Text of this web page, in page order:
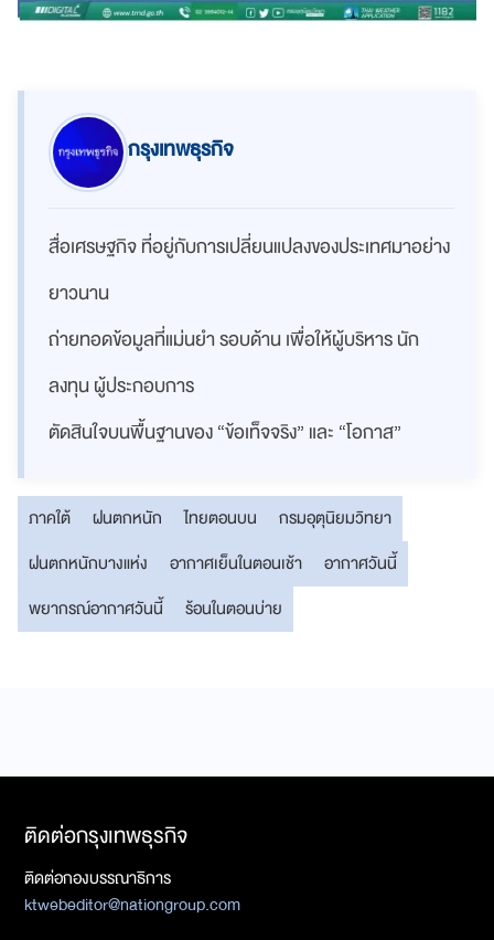
กรุงเทพธุรกิจ
สื่อเศรษฐกิจ ที่อยู่กับการเปลี่ยนแปลงของประเทศมาอย่าง
ยาวนาน
ถ่ายทอดข้อมูลที่แม่นยำ รอบด้าน เพื่อให้ผู้บริหาร นัก
ลงทุน ผู้ประกอบการ
ตัดสินใจบนพื้นฐานของ “ข้อเท็จจริง” และ “โอกาส”
ภาคใต้ ฝนตกหนัก ไทยตอนบน
กรมอุตุนิยมวิทยา
ฝนตกหนักบางแห่ง
อากาศเย็นในตอนเช้า
อากาศวันนี้
พยากรณ์อากาศวันนี้
ร้อนในตอนบ่าย
ติดต่อกรุงเทพธุรกิจ
ติดต่อกองบรรณาธิการ
ktwebeditor@nationgroup.com